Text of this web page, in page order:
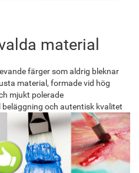
material
färger som aldrig bleknar
material, formade vid hög
mjukt polerade
beläggning och autentisk kvalitet